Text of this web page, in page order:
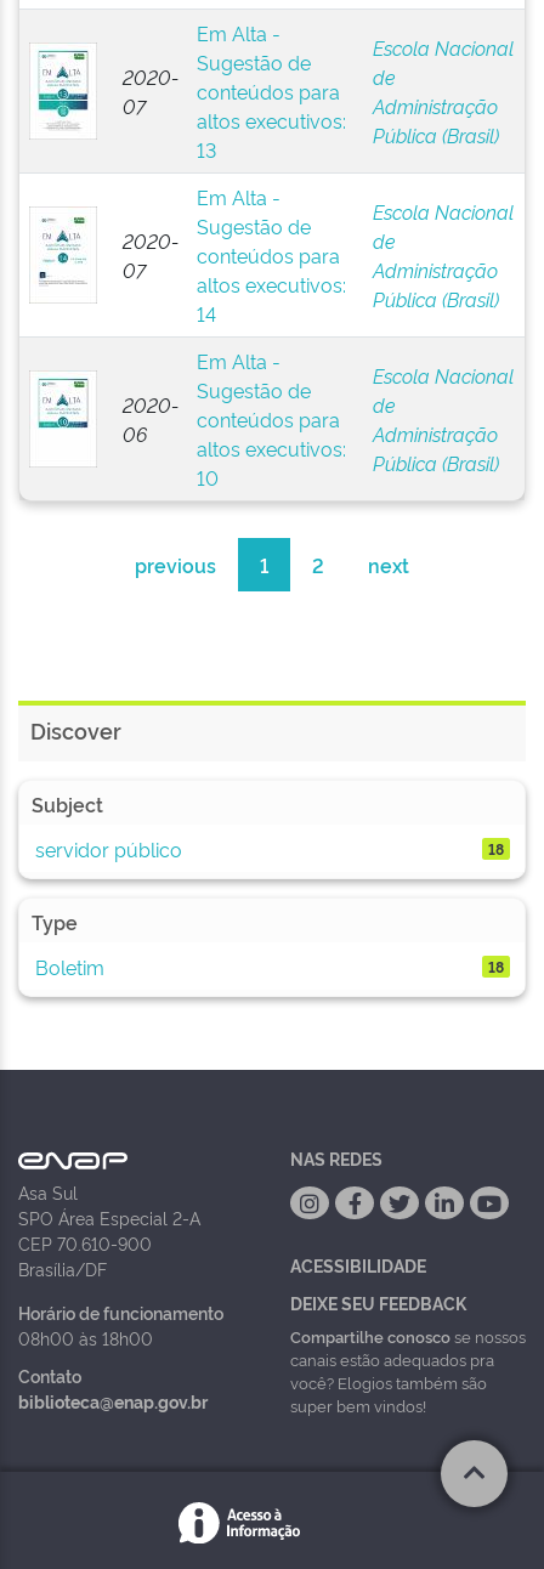
2020-
07
Em Alta -
Sugestão de
conteúdos para
altos executivos:
13
Escola Nacional
de
Administração
Pública (Brasil)
2020-
07
Em Alta -
Sugestão de
conteúdos para
altos executivos:
14
Escola Nacional
de
Administração
Pública (Brasil)
2020-
06
Em Alta -
Sugestão de
conteúdos para
altos executivos:
10
Escola Nacional
de
Administração
Pública (Brasil)
previous 1 2 next
Discover
Subject
servidor público
18
Type
Boletim
18
Asa Sul
SPO Área Especial 2-A
CEP 70.610-900
Brasília/DF
Horário de funcionamento
08h00 às 18h00
Contato
biblioteca@enap.gov.br
NAS REDES
ACESSIBILIDADE
DEIXE SEU FEEDBACK
Compartilhe conoscose nossos
canais estão adequados pra
você? Elogios também são
super bem vindos!